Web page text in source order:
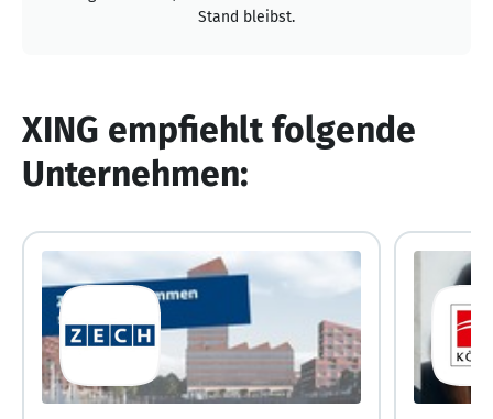
Stand bleibst.
XING empfiehlt folgende
Unternehmen: